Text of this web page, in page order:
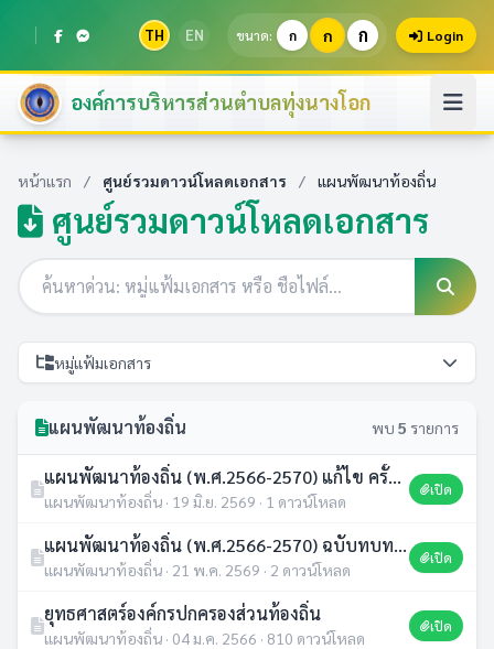
TH EN ขนาด: ก ก ก Login
องค์การบริหารส่วนตำบลทุ่งนางโอก
หน้าแรก / ศูนย์รวมดาวน์โหลดเอกสาร / แผนพัฒนาท้องถิ่น
ศูนย์รวมดาวน์โหลดเอกสาร
หมู่แฟ้มเอกสาร
แผนพัฒนาท้องถิ่น พบ 5 รายการ
แผนพัฒนาท้องถิ่น (พ.ศ.2566-2570) แก้ไข ครั้งที่ 2/2569
แผนพัฒนาท้องถิ่น · 19 มิ.ย. 2569 · 1 ดาวน์โหลด
เปิด
แผนพัฒนาท้องถิ่น (พ.ศ.2566-2570) ฉบับทบทวน 2570
แผนพัฒนาท้องถิ่น · 21 พ.ค. 2569 · 2 ดาวน์โหลด
เปิด
ยุทธศาสตร์องค์กรปกครองส่วนท้องถิ่น
แผนพัฒนาท้องถิ่น · 04 ม.ค. 2566 · 810 ดาวน์โหลด
เปิด